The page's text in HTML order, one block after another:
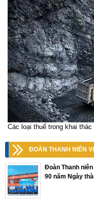
Các loại thuế trong khai
ĐOÀN THANH NIÊN
Đoàn Thanh
90 năm Ngày